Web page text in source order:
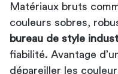
Matériaux bruts
couleurs sobres,
bureau de style
fiabilité. Avantage
dépareiller les